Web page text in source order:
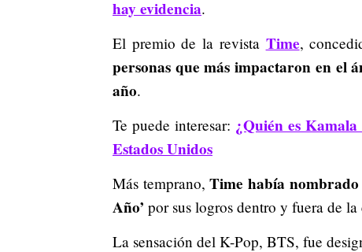
hay evidencia.
El premio de la revista Time,
personas que más impactaron en el
año.
Te puede interesar: ¿Quién es
Estados Unidos
Más temprano,Time había nombrado
Año’ por sus logros dentro y fuera de la
La sensación del K-Pop, BTS, fue